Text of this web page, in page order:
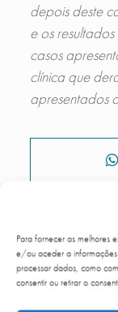
Para fornecer as melhores
e/ou aceder a informações
processar dados, como
consentir ou retirar o
depois deste
e os
casos
clínica que
apresentados